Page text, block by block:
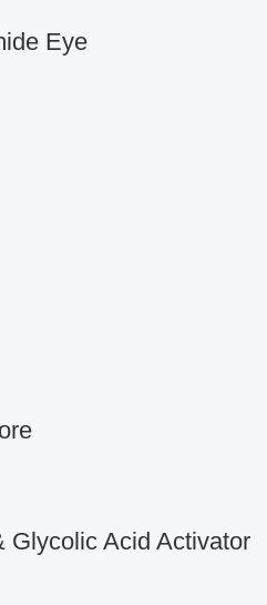
Eye
Glycolic Acid Activator